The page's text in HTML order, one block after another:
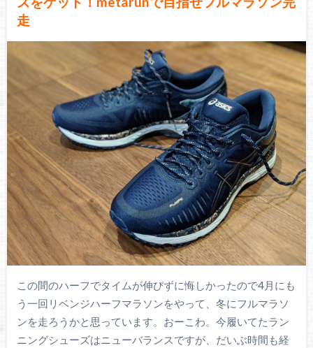
走
この間のハーフでタイムが伸びずに悔しかったので4月にも
う一回リベンジハーフマラソンをやって、冬にフルマラソ
ンを走ろうかと思っています。おーこわ。今履いてたラン
ニングシューズはニューバランスですが、だいぶ時間も経